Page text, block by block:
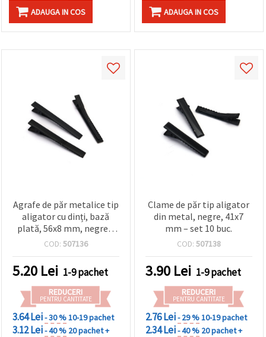
ADAUGA IN COS ADAUGA IN COS
Agrafe de păr metalice tip
aligator cu dinți, bază
plată, 56x8 mm, negre –
set 10 bucăți
COD: 507136
5.20 Lei 1-9 pachet
REDUCERI
PENTRU CANTITATE
3.64 Lei- 30 %10-19 pachet
3.12 Lei- 40 % 20 pachet +
Clame de păr tip aligator
din metal, negre, 41x7
mm – set 10 buc.
COD: 507138
3.90 Lei 1-9 pachet
REDUCERI
PENTRU CANTITATE
2.76 Lei- 29 %10-19 pachet
2.34 Lei- 40 % 20 pachet +